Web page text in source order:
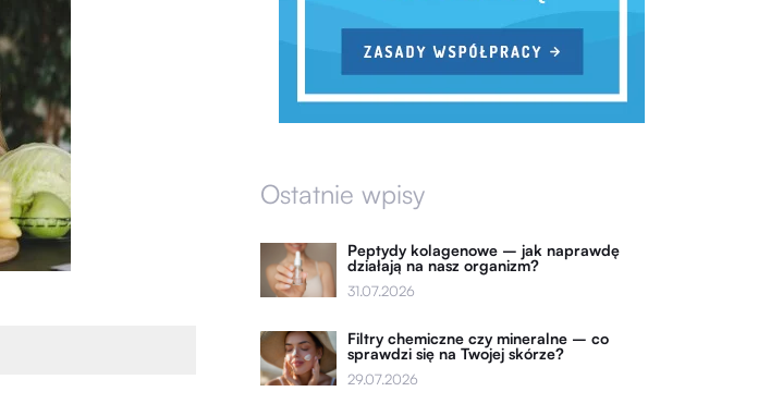
Ostatnie wpisy
Peptydy kolagenowe – jak naprawdę
działają na nasz organizm?
31.07.2026
Filtry chemiczne czy mineralne – co
sprawdzi się na Twojej skórze?
29.07.2026